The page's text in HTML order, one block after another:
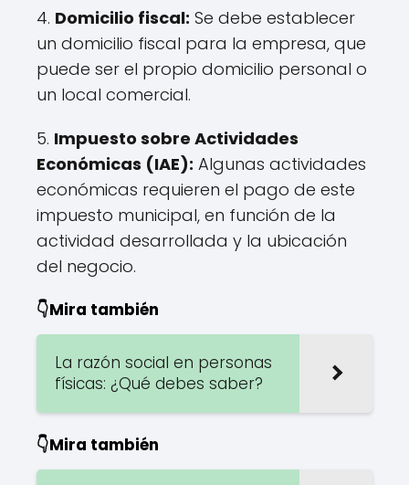
4. Domicilio fiscal: Se debe establecer
un domicilio fiscal para la empresa, que
puede ser el propio domicilio personal o
un local comercial.
5. Impuesto sobre Actividades
Económicas (IAE): Algunas actividades
económicas requieren el pago de este
impuesto municipal, en función de la
actividad desarrollada y la ubicación
del negocio.
👇Mira también
La razón social en personas
físicas: ¿Qué debes saber?
👇Mira también